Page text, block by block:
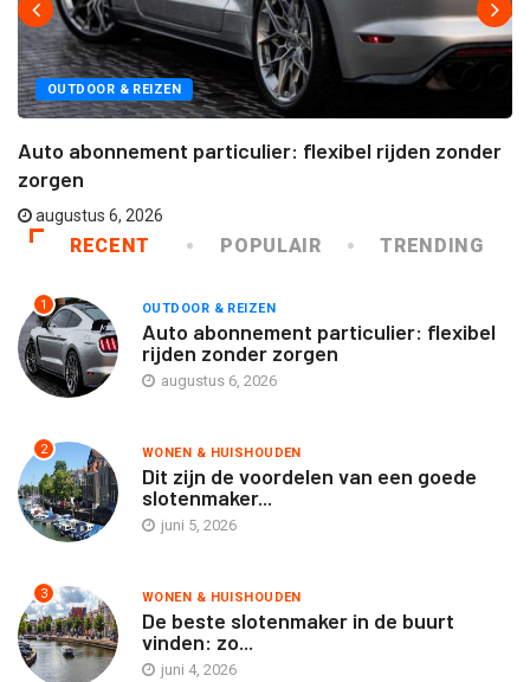
OUTDOOR & REIZEN
Auto abonnement particulier: flexibel rijden zonder
zorgen
augustus 6, 2026
RECENT POPULAIR TRENDING
1 OUTDOOR & REIZEN
Auto abonnement particulier: flexibel
rijden zonder zorgen
augustus 6, 2026
2 WONEN & HUISHOUDEN
Dit zijn de voordelen van een goede
slotenmaker...
juni 5, 2026
3 WONEN & HUISHOUDEN
De beste slotenmaker in de buurt
vinden: zo...
juni 4, 2026